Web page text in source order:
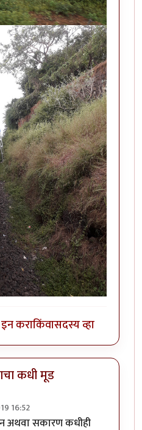
कराकिंवासदस्य व्हा
कधी मूड
16:52
अथवा सकारण कधीही